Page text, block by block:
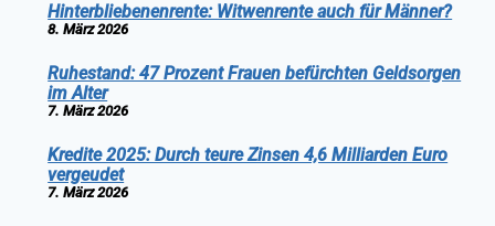
Hinterbliebenenrente: Witwenrente auch für Männer?
8. März 2026
Ruhestand: 47 Prozent Frauen befürchten Geldsorgen
im Alter
7. März 2026
Kredite 2025: Durch teure Zinsen 4,6 Milliarden Euro
vergeudet
7. März 2026